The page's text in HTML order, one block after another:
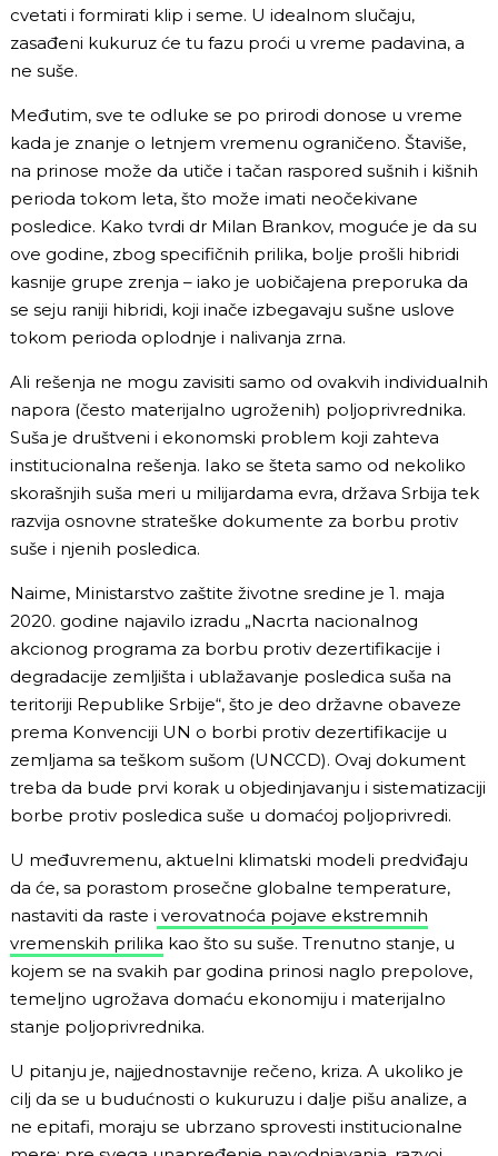
cvetati i formirati klip i seme. U idealnom slučaju,
zasađeni kukuruz će tu fazu proći u vreme padavina, a
ne suše.
Međutim, sve te odluke se po prirodi donose u vreme
kada je znanje o letnjem vremenu ograničeno. Štaviše,
na prinose može da utiče i tačan raspored sušnih i kišnih
perioda tokom leta, što može imati neočekivane
posledice. Kako tvrdi dr Milan Brankov, moguće je da su
ove godine, zbog specifičnih prilika, bolje prošli hibridi
kasnije grupe zrenja – iako je uobičajena preporuka da
se seju raniji hibridi, koji inače izbegavaju sušne uslove
tokom perioda oplodnje i nalivanja zrna.
Ali rešenja ne mogu zavisiti samo od ovakvih individualnih
napora (često materijalno ugroženih) poljoprivrednika.
Suša je društveni i ekonomski problem koji zahteva
institucionalna rešenja. Iako se šteta samo od nekoliko
skorašnjih suša meri u milijardama evra, država Srbija tek
razvija osnovne strateške dokumente za borbu protiv
suše i njenih posledica.
Naime, Ministarstvo zaštite životne sredine je 1. maja
2020. godine najavilo izradu „Nacrta nacionalnog
akcionog programa za borbu protiv dezertifikacije i
degradacije zemljišta i ublažavanje posledica suša na
teritoriji Republike Srbije“, što je deo državne obaveze
prema Konvenciji UN o borbi protiv dezertifikacije u
zemljama sa teškom sušom (UNCCD). Ovaj dokument
treba da bude prvi korak u objedinjavanju i sistematizaciji
borbe protiv posledica suše u domaćoj poljoprivredi.
U međuvremenu, aktuelni klimatski modeli predviđaju
da će, sa porastom prosečne globalne temperature,
nastaviti da raste i verovatnoća pojave ekstremnih
vremenskih prilika kao što su suše. Trenutno stanje, u
kojem se na svakih par godina prinosi naglo prepolove,
temeljno ugrožava domaću ekonomiju i materijalno
stanje poljoprivrednika.
U pitanju je, najjednostavnije rečeno, kriza. A ukoliko je
cilj da se u budućnosti o kukuruzu i dalje pišu analize, a
ne epitafi, moraju se ubrzano sprovesti institucionalne